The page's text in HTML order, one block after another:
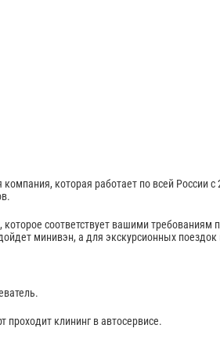
которая работает по всей России
соответствует вашими
минивэн, а для экскурсионных
проходит клининг в автосервисе.